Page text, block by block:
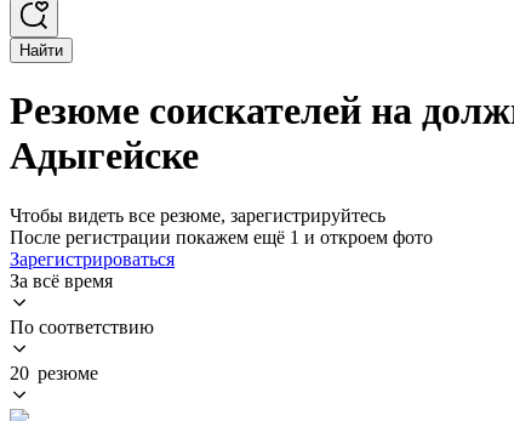
Найти
Резюме соискателей на
Адыгейске
Чтобы видеть все резюме, зарегистрируйтесь
После регистрации покажем ещё 1 и откроем фото
Зарегистрироваться
За всё время
По соответствию
20 резюме